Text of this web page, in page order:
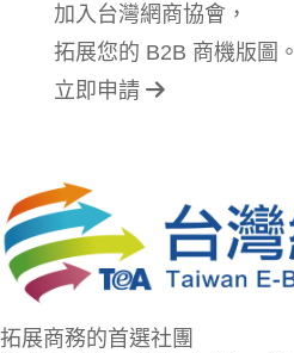
加入台灣網商協會，
拓展您的 B2B 商機版圖。
立即申請
拓展商務的首選社團